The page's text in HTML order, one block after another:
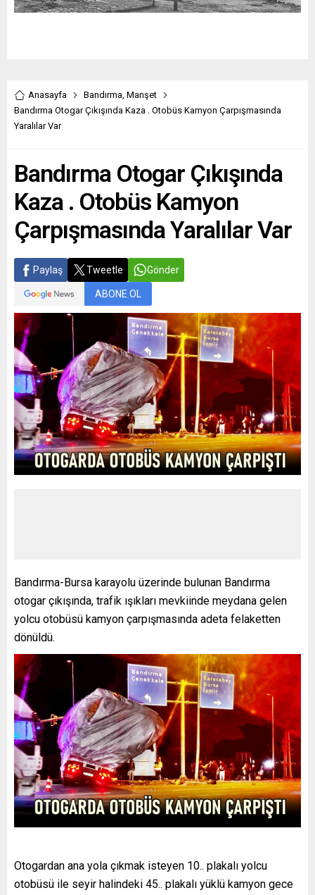
Anasayfa Bandırma, Manşet
Bandırma Otogar Çıkışında Kaza . Otobüs Kamyon Çarpışmasında
Yaralılar Var
Bandırma Otogar Çıkışında
Kaza . Otobüs Kamyon
Çarpışmasında Yaralılar Var
Paylaş Tweetle Gönder
ABONE OL
Bandırma-Bursa karayolu üzerinde bulunan Bandırma
otogar çıkışında, trafik ışıkları mevkiinde meydana gelen
yolcu otobüsü kamyon çarpışmasında adeta felaketten
dönüldü.
Otogardan ana yola çıkmak isteyen 10.. plakalı yolcu
otobüsü ile seyir halindeki 45.. plakalı yüklü kamyon gece